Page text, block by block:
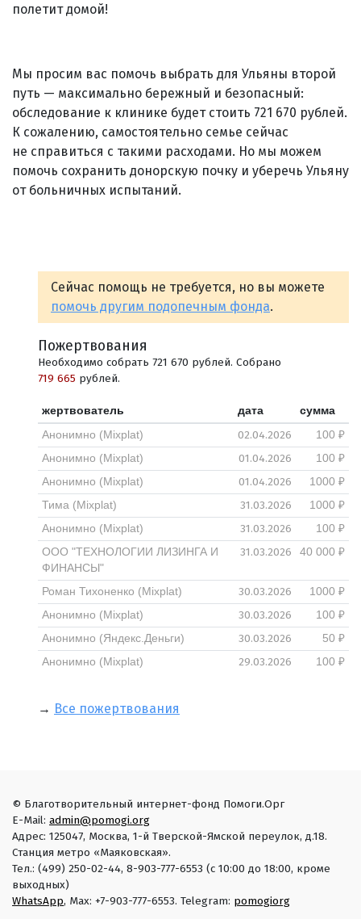
полетит домой!
Мы просим вас помочь выбрать для Ульяны второй
путь — максимально бережный и безопасный:
обследование к клинике будет стоить 721 670 рублей.
К сожалению, самостоятельно семье сейчас
не справиться с такими расходами. Но мы можем
помочь сохранить донорскую почку и уберечь Ульяну
от больничных испытаний.
Сейчас помощь не требуется, но вы можете
помочь другим подопечным фонда.
Пожертвования
Необходимо собрать 721 670 рублей. Собрано
719 665 рублей.
жертвователь дата
сумма
Анонимно (Mixplat)
02.04.2026
100 ₽
Анонимно (Mixplat)
01.04.2026
100 ₽
Анонимно (Mixplat)
01.04.2026
1000 ₽
Тима (Mixplat)
31.03.2026
1000 ₽
Анонимно (Mixplat)
31.03.2026
100 ₽
ООО "ТЕХНОЛОГИИ ЛИЗИНГА И
ФИНАНСЫ"
31.03.2026 40 000 ₽
Роман Тихоненко (Mixplat) 30.03.2026
1000 ₽
Анонимно (Mixplat)
30.03.2026
100 ₽
Анонимно (Яндекс.Деньги)
30.03.2026
50 ₽
Анонимно (Mixplat)
29.03.2026 100 ₽
→ Все пожертвования
© Благотворительный интернет-фонд Помоги.Орг
E-Mail: admin@pomogi.org
Адрес: 125047, Москва, 1-й Тверской-Ямской переулок, д.18.
Станция метро «Маяковская».
Тел.: (499) 250-02-44, 8-903-777-6553 (с 10:00 до 18:00, кроме
выходных)
WhatsApp, Max: +7-903-777-6553. Telegram: pomogiorg